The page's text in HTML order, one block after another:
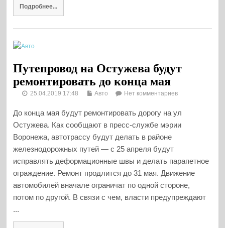
Подробнее...
Путепровод на Остужева будут
ремонтировать до конца мая
25.04.2019 17:48 Авто Нет комментариев
До конца мая будут ремонтировать дорогу на ул
Остужева. Как сообщают в пресс-службе мэрии
Воронежа, автотрассу будут делать в районе
железнодорожных путей — с 25 апреля будут
исправлять деформационные швы и делать парапетное
ограждение. Ремонт продлится до 31 мая. Движение
автомобилей вначале ограничат по одной стороне,
потом по другой. В связи с чем, власти предупреждают
...